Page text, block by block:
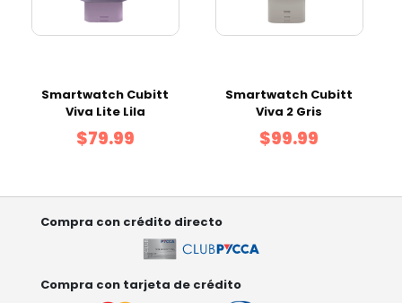
Smartwatch Cubitt
Viva Lite Lila
$79.99
Smartwatch Cubitt
Viva 2 Gris
$99.99
Compra con crédito directo
Compra con tarjeta de crédito